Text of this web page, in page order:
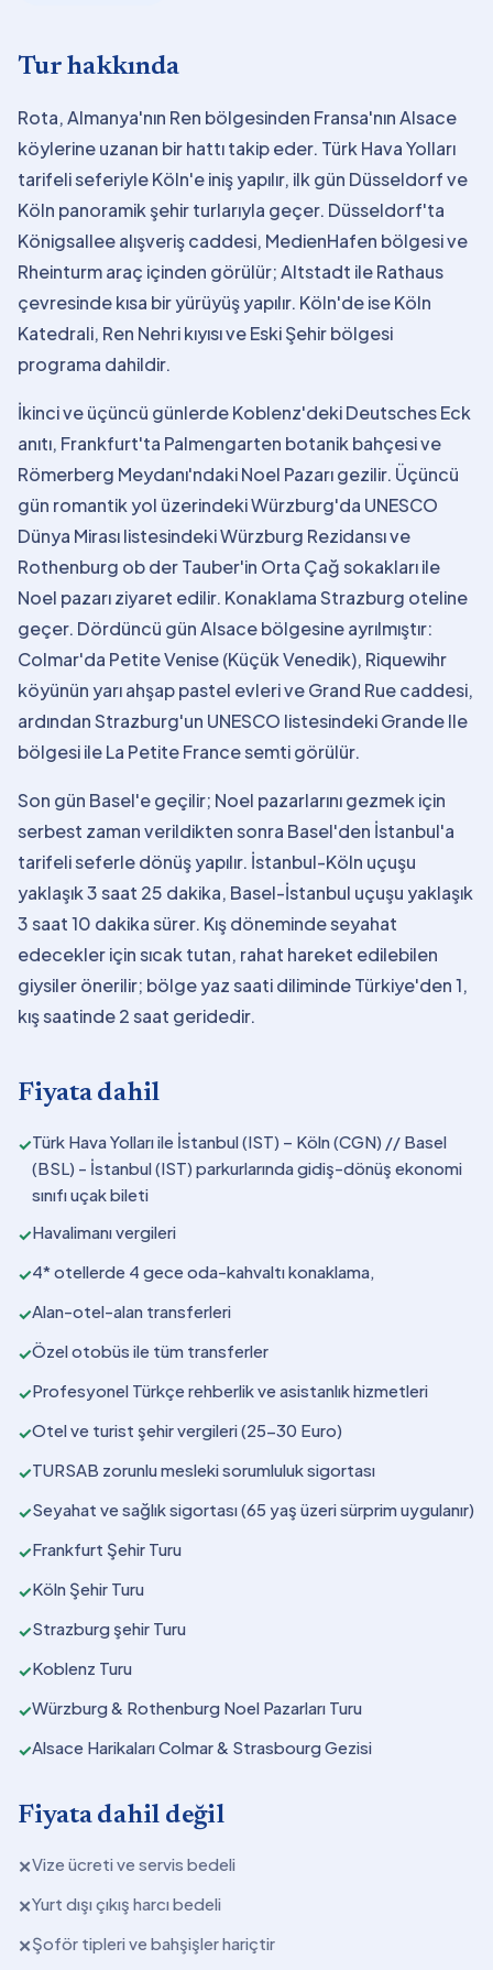
Tur hakkında
Rota, Almanya'nın Ren bölgesinden Fransa'nın Alsace
köylerine uzanan bir hattı takip eder. Türk Hava Yolları
tarifeli seferiyle Köln'e iniş yapılır, ilk gün Düsseldorf ve
Köln panoramik şehir turlarıyla geçer. Düsseldorf'ta
Königsallee alışveriş caddesi, MedienHafen bölgesi ve
Rheinturm araç içinden görülür; Altstadt ile Rathaus
çevresinde kısa bir yürüyüş yapılır. Köln'de ise Köln
Katedrali, Ren Nehri kıyısı ve Eski Şehir bölgesi
programa dahildir.
İkinci ve üçüncü günlerde Koblenz'deki Deutsches Eck
anıtı, Frankfurt'ta Palmengarten botanik bahçesi ve
Römerberg Meydanı'ndaki Noel Pazarı gezilir. Üçüncü
gün romantik yol üzerindeki Würzburg'da UNESCO
Dünya Mirası listesindeki Würzburg Rezidansı ve
Rothenburg ob der Tauber'in Orta Çağ sokakları ile
Noel pazarı ziyaret edilir. Konaklama Strazburg oteline
geçer. Dördüncü gün Alsace bölgesine ayrılmıştır:
Colmar'da Petite Venise (Küçük Venedik), Riquewihr
köyünün yarı ahşap pastel evleri ve Grand Rue caddesi,
ardından Strazburg'un UNESCO listesindeki Grande Ile
bölgesi ile La Petite France semti görülür.
Son gün Basel'e geçilir; Noel pazarlarını gezmek için
serbest zaman verildikten sonra Basel'den İstanbul'a
tarifeli seferle dönüş yapılır. İstanbul-Köln uçuşu
yaklaşık 3 saat 25 dakika, Basel-İstanbul uçuşu yaklaşık
3 saat 10 dakika sürer. Kış döneminde seyahat
edecekler için sıcak tutan, rahat hareket edilebilen
giysiler önerilir; bölge yaz saati diliminde Türkiye'den 1,
kış saatinde 2 saat geridedir.
Fiyata dahil
✓Türk Hava Yolları ile İstanbul (IST) – Köln (CGN) // Basel
(BSL) - İstanbul (IST) parkurlarında gidiş-dönüş ekonomi
sınıfı uçak bileti
✓Havalimanı vergileri
✓4* otellerde 4 gece oda-kahvaltı konaklama,
✓Alan-otel-alan transferleri
✓Özel otobüs ile tüm transferler
✓Profesyonel Türkçe rehberlik ve asistanlık hizmetleri
✓Otel ve turist şehir vergileri (25-30 Euro)
✓TURSAB zorunlu mesleki sorumluluk sigortası
✓Seyahat ve sağlık sigortası (65 yaş üzeri sürprim uygulanır)
✓Frankfurt Şehir Turu
✓Köln Şehir Turu
✓Strazburg şehir Turu
✓Koblenz Turu
✓Würzburg & Rothenburg Noel Pazarları Turu
✓Alsace Harikaları Colmar & Strasbourg Gezisi
Fiyata dahil değil
✕Vize ücreti ve servis bedeli
✕Yurt dışı çıkış harcı bedeli
✕Şoför tipleri ve bahşişler hariçtir